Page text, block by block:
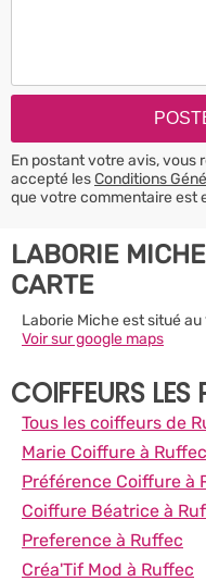
En postant votre avis, vous
accepté lesConditions
que votre commentaire est
LABORIE
CARTE
Laborie Miche est situé
Voir sur google maps
COIFFEURS LES
Tous les coiffeurs de
Marie Coiffure à Ruffec
Préférence Coiffure à
Coiffure Béatrice à
Preference à Ruffec
Créa'Tif Mod à Ruffec